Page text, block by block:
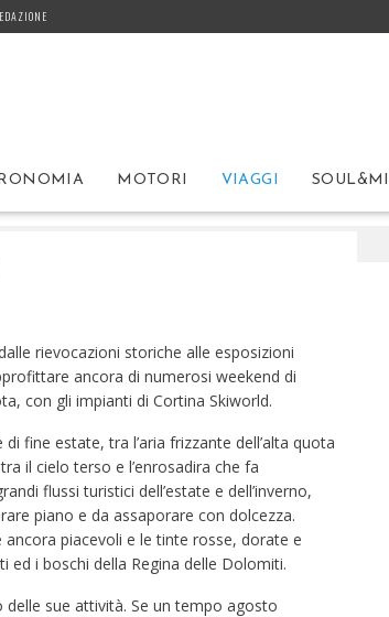
MOTORI VIAGGI
rievocazioni storiche alle esposizioni
ancora di numerosi weekend di
con gli impianti di Cortina Skiworld.
fine estate, tra l’aria frizzante dell’alta quota
il cielo terso e l’enrosadira che fa
flussi turistici dell’estate e dell’inverno,
piano e da assaporare con dolcezza.
piacevoli e le tinte rosse, dorate e
i boschi della Regina delle Dolomiti.
sue attività. Se un tempo agosto